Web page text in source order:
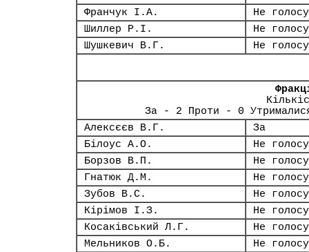
Франчук І.А.
Не
Шиллер Р.І.
Не
Шушкевич В.Г.
Не
За - 2 Проти - 0
Алексєєв В.Г.
За
Білоус А.О.
Не
Борзов В.П.
Не
Гнатюк Д.М.
Не
Зубов В.С.
Не
Кірімов І.З.
Не
Косаківський Л.Г.
Не
Мельников О.Б.
Не